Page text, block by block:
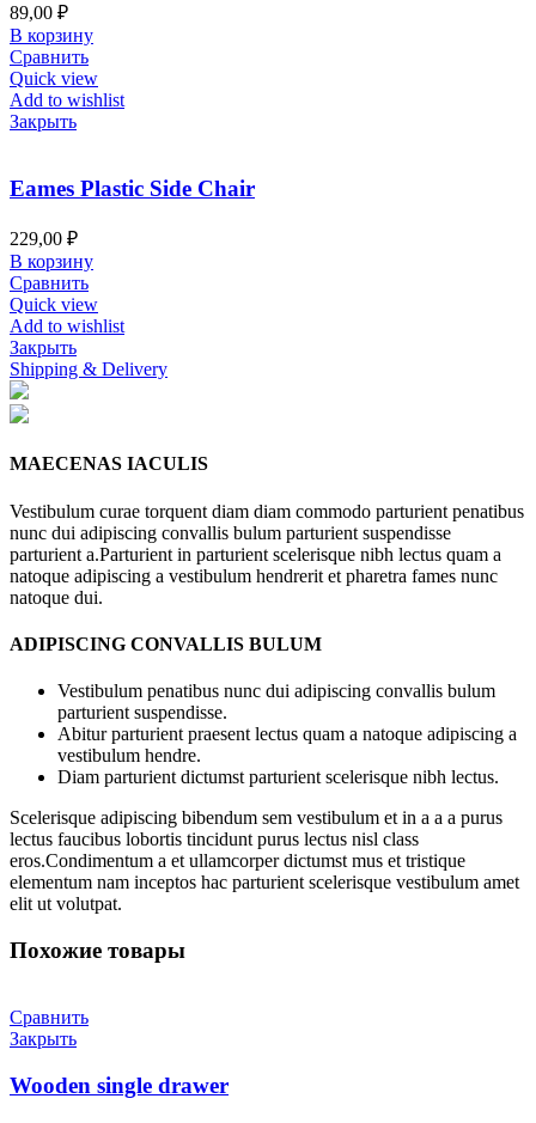
89,00 ₽
В корзину
Сравнить
Quick view
Add to wishlist
Закрыть
Eames Plastic Side Chair
229,00 ₽
В корзину
Сравнить
Quick view
Add to wishlist
Закрыть
Shipping & Delivery
MAECENAS IACULIS
Vestibulum curae torquent diam diam commodo parturient penatibus
nunc dui adipiscing convallis bulum parturient suspendisse
parturient a.Parturient in parturient scelerisque nibh lectus quam a
natoque adipiscing a vestibulum hendrerit et pharetra fames nunc
natoque dui.
ADIPISCING CONVALLIS BULUM
Vestibulum penatibus nunc dui adipiscing convallis bulum
parturient suspendisse.
Abitur parturient praesent lectus quam a natoque adipiscing a
vestibulum hendre.
Diam parturient dictumst parturient scelerisque nibh lectus.
Scelerisque adipiscing bibendum sem vestibulum et in a a a purus
lectus faucibus lobortis tincidunt purus lectus nisl class
eros.Condimentum a et ullamcorper dictumst mus et tristique
elementum nam inceptos hac parturient scelerisque vestibulum amet
elit ut volutpat.
Похожие товары
Сравнить
Закрыть
Wooden single drawer